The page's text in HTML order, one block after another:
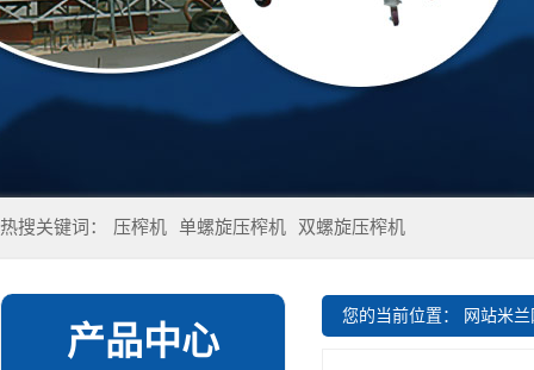
热搜关键词： 压榨机 单螺旋压榨机 双螺旋压榨机
您的当前位置： 网站米
产品中心